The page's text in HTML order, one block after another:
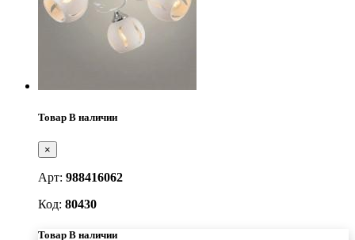
Товар В наличии
×
Арт: 988416062
Код: 80430
Товар В наличии